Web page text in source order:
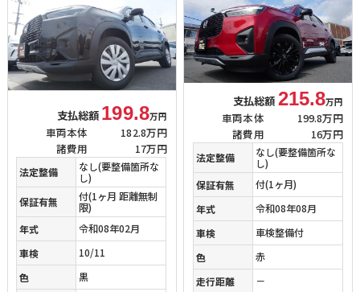
支払総額 199.8万円
車両本体
182.8万円
諸費用
17万円
法定整備
なし(要整備箇所な
し)
保証有無
付(1ヶ月 距離無制
限)
年式
令和08年02月
車検
10/11
色
黒
支払総額 215.8万円
車両本体
199.8万円
諸費用
16万円
法定整備
なし(要整備箇所な
し)
保証有無
付(1ヶ月)
年式
令和08年08月
車検
車検整備付
色
赤
走行距離
－